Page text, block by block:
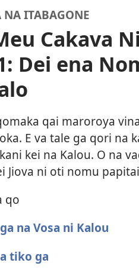
NA ITABAGONE
Cakava
Dei ena
qai maroroya
E va tale ga qori na
kei na Kalou. O na
Jiova ni oti nomu
qo
na Vosa ni Kalou
tiko ga